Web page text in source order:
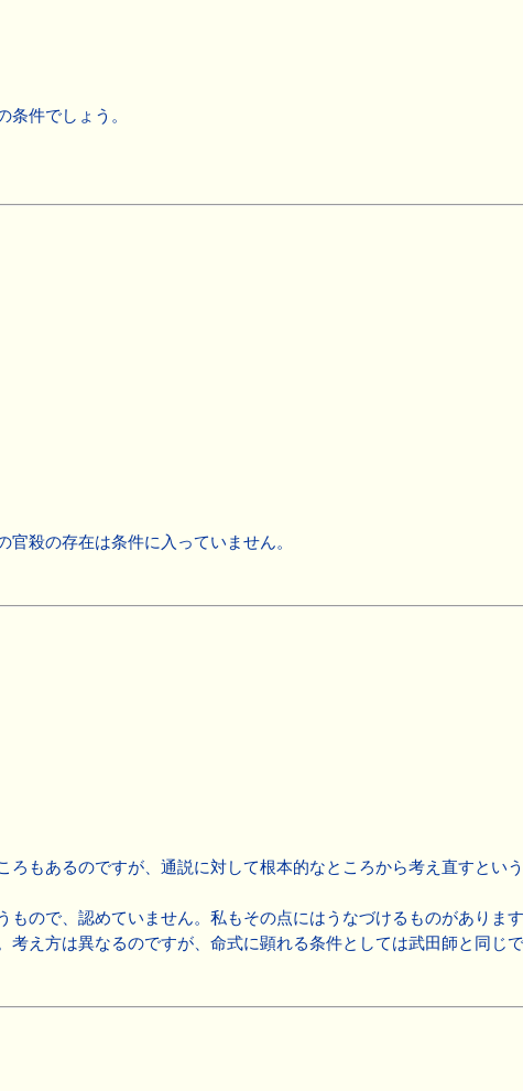
件でしょう。
殺の存在は条件に入っていません。
もあるのですが、通説に対して根本的なところから考え直すとい
ので、認めていません。私もその点にはうなづけるものがあります
え方は異なるのですが、命式に顕れる条件としては武田師と同じで